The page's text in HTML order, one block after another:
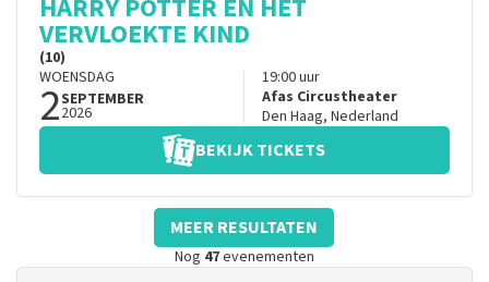
HARRY POTTER EN HET
VERVLOEKTE KIND
(10)
WOENSDAG
2SEPTEMBER
2026
19:00uur
Afas Circustheater
Den Haag, Nederland
BEKIJK TICKETS
MEER RESULTATEN
Nog 47evenementen